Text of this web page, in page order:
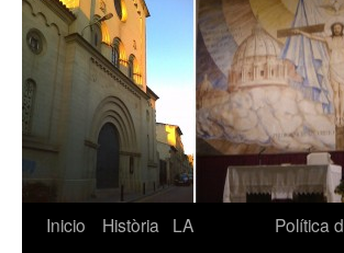
Inicio Història
LA
Política